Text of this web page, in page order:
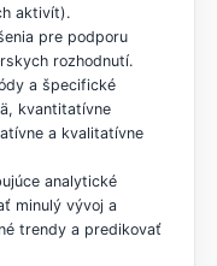
aktivít).
pre podporu
rozhodnutí.
a špecifické
kvantitatívne
a kvalitatívne
analytické
minulý vývoj a
trendy a predikovať